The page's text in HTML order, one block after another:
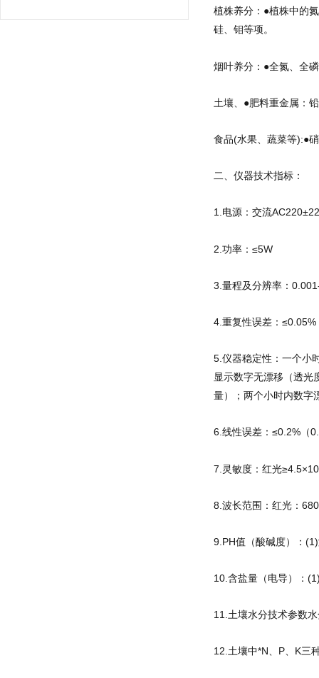
植株养分：●植株中的
硅、钼等项。
烟叶养分：●全氮、全
土壤、●肥料重金属：
食品(水果、蔬菜等):●
二、仪器技术指标：
1.电源：交流
2.功率：≤5W
3.量程及分辨率：
4.重复性误差：
5.仪器稳定性：一个小
显示数字无漂移（透光
量）；两个小时内数字
6.线性误差：≤0.2%（
7.灵敏度：红光
8.波长范围：红光：
9.PH值（酸碱度）：
10.含盐量（电导）：
11.土壤水分技术参数
12.土壤中*N、P、K三